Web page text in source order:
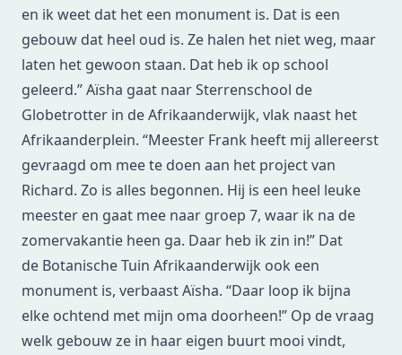
en ik weet dat het een monument is. Dat is een
gebouw dat heel oud is. Ze halen het niet weg, maar
laten het gewoon staan. Dat heb ik op school
geleerd.” Aïsha gaat naar Sterrenschool de
Globetrotter in de Afrikaanderwijk, vlak naast het
Afrikaanderplein. “Meester Frank heeft mij allereerst
gevraagd om mee te doen aan het project van
Richard. Zo is alles begonnen. Hij is een heel leuke
meester en gaat mee naar groep 7, waar ik na de
zomervakantie heen ga. Daar heb ik zin in!” Dat
de Botanische Tuin Afrikaanderwijk ook een
monument is, verbaast Aïsha. “Daar loop ik bijna
elke ochtend met mijn oma doorheen!” Op de vraag
welk gebouw ze in haar eigen buurt mooi vindt,